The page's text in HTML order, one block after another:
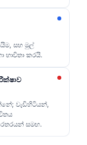
සහ මුල්
භාවිතා කරයි.
වැඩිහිටියන්,
සමඟ.